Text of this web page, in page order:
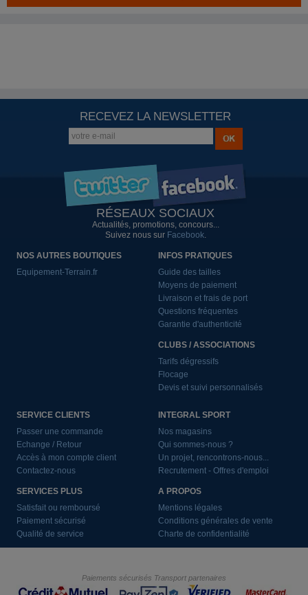
RECEVEZ LA NEWSLETTER
RÉSEAUX SOCIAUX
Actualités, promotions, concours...
Suivez nous sur Facebook.
NOS AUTRES BOUTIQUES
Equipement-Terrain.fr
INFOS PRATIQUES
Guide des tailles
Moyens de paiement
Livraison et frais de port
Questions fréquentes
Garantie d'authenticité
CLUBS / ASSOCIATIONS
Tarifs dégressifs
Flocage
Devis et suivi personnalisés
SERVICE CLIENTS
Passer une commande
Echange / Retour
Accès à mon compte client
Contactez-nous
SERVICES PLUS
Satisfait ou remboursé
Paiement sécurisé
Qualité de service
INTEGRAL SPORT
Nos magasins
Qui sommes-nous ?
Un projet, rencontrons-nous...
Recrutement - Offres d'emploi
A PROPOS
Mentions légales
Conditions générales de vente
Charte de confidentialité
Paiements sécurisés Transport partenaires